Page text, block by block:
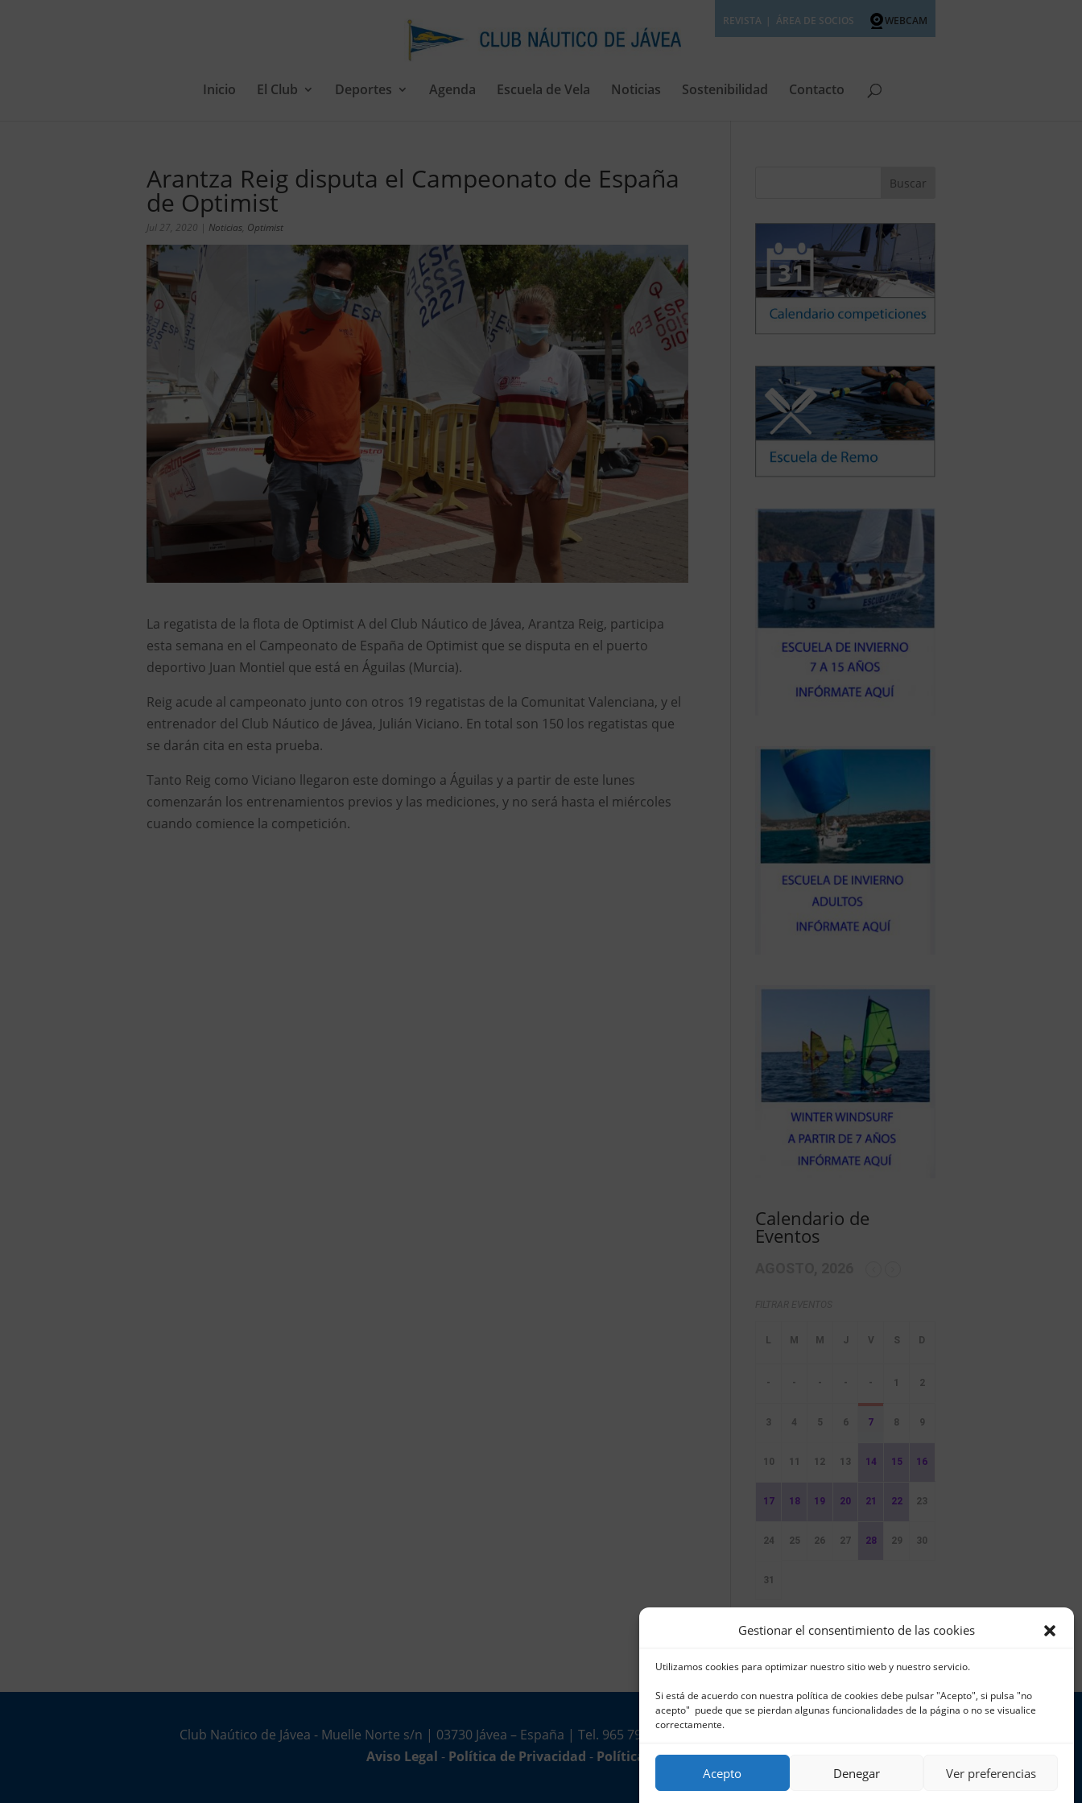
Gestionar el consentimiento de las cookies
Utilizamos cookies para optimizar nuestro sitio web y nuestro servicio.
Si está de acuerdo con nuestra política de cookies debe pulsar "Acepto", si pulsa "no
acepto" puede que se pierdan algunas funcionalidades de la página o no se visualice
correctamente.
Acepto Denegar Ver preferencias
REVISTA ÁREA DE SOCIOS WEBCAM
Inicio El Club Deportes Agenda Escuela de Vela Noticias Sostenibilidad Contacto
Arantza Reig disputa el Campeonato de España
de Optimist
Jul 27, 2020 | Noticias Optimist
La regatista de la flota de Optimist A del Club Náutico de Jávea, Arantza Reig, participa
esta semana en el Campeonato de España de Optimist que se disputa en el puerto
deportivo Juan Montiel que está en Águilas (Murcia).
Reig acude al campeonato junto con otros 19 regatistas de la Comunitat Valenciana, y el
entrenador del Club Náutico de Jávea, Julián Viciano. En total son 150 los regatistas que
se darán cita en esta prueba.
Tanto Reig como Viciano llegaron este domingo a Águilas y a partir de este lunes
comenzarán los entrenamientos previos y las mediciones, y no será hasta el miércoles
cuando comience la competición.
Calendario de
Eventos
- - - - - 1 2
3 4 5 6 7 8 9
10 11 12 13 14 15 16
17 18 19 20 21 22 23
24 25 26 27 28 29 30
31
Sin Eventos
Club Naútico de Jávea - Muelle Norte s/n | 03730 Jávea – España | Tel. 965 791 025 | Fax. 965 796 008 | info@cnjavea.net
Aviso Legal -Política de Privacidad - Política de Cookies